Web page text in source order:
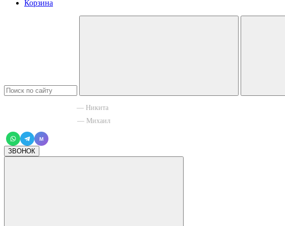
Корзина
— Никита
— Михаил
M
ЗВОНОК